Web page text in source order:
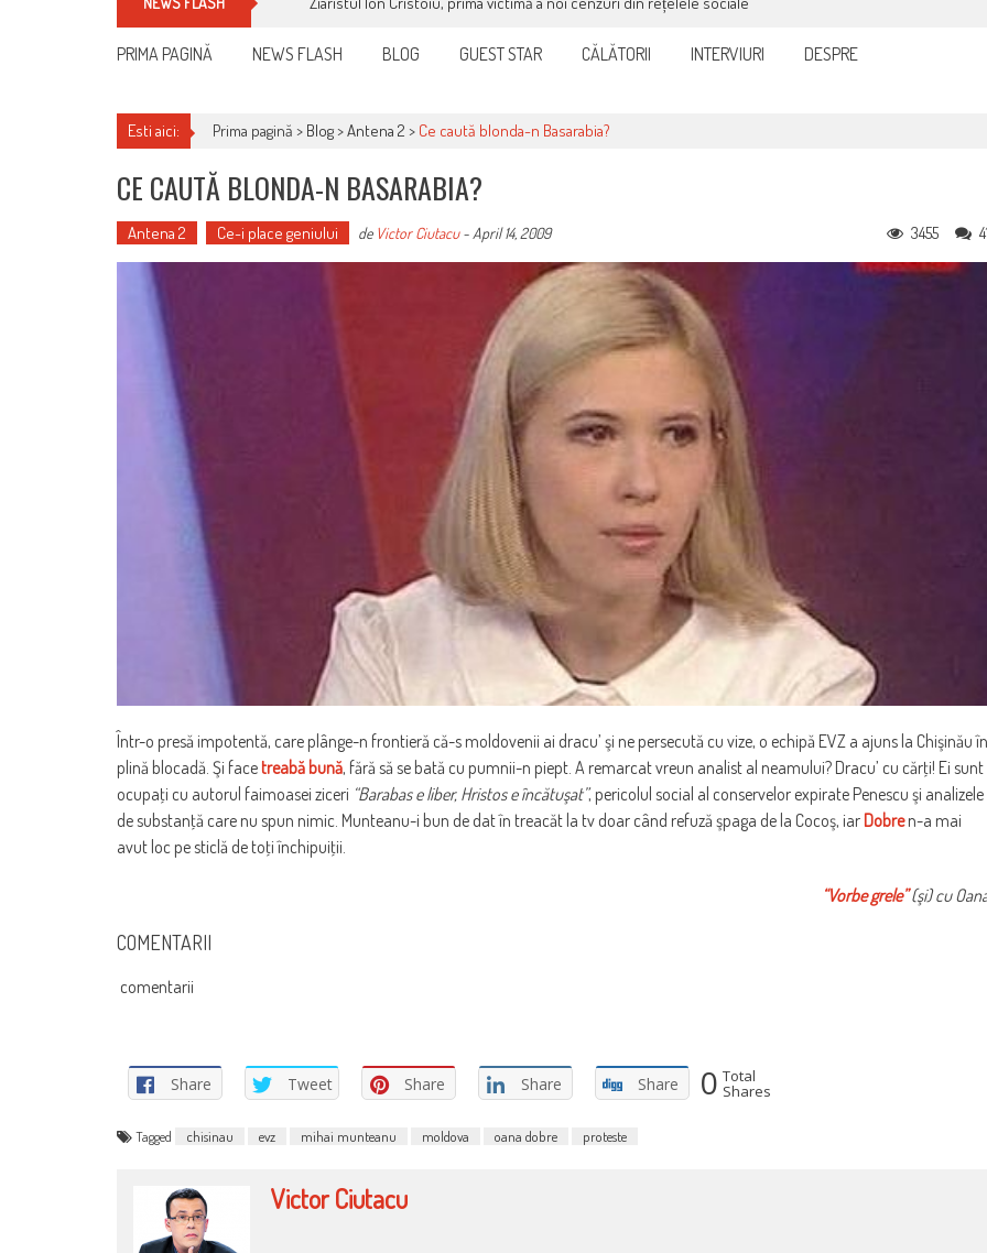
PRIMA PAGINĂ NEWS FLASH BLOG GUEST STAR CĂLĂTORII INTERVIURI DESPRE
Esti aici: Prima pagină > Blog>Antena 2 > Ce caută blonda-n Basarabia?
CE CAUTĂ BLONDA-N BASARABIA?
Antena 2 Ce-i place geniului de Victor Ciutacu- April 14, 2009 3455
Într-o presă impotentă, care plânge-n frontieră că-s moldovenii ai dracu’ şi ne persecută cu vize, o echipă EVZ a ajuns la Chişinău în
plină blocadă. Şi facetreabă bună, fără să se bată cu pumnii-n piept. A remarcat vreun analist al neamului? Dracu’ cu cărţi! Ei sunt
ocupaţi cu autorul faimoasei ziceri “Barabas e liber, Hristos e încătuşat”, pericolul social al conservelor expirate Penescu şi analizele
de substanţă care nu spun nimic. Munteanu-i bun de dat în treacăt la tv doar când refuză şpaga de la Cocoş, iarDobren-a mai
avut loc pe sticlă de toţi închipuiţii.
“Vorbe grele”(şi) cu
COMENTARII
comentarii
Share Tweet Share Share Share 0 Total
Shares
Tagged chisinau evz mihai munteanu moldova oana dobre proteste
Victor Ciutacu